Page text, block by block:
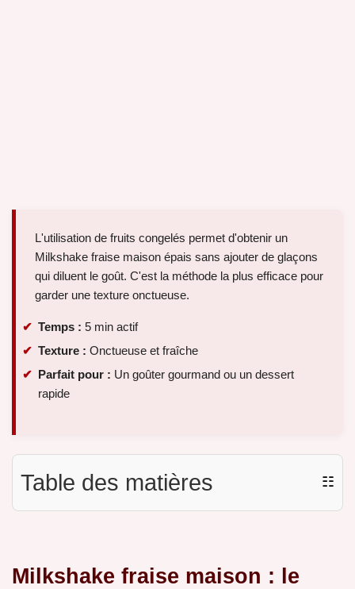
L'utilisation de fruits congelés permet d'obtenir un
Milkshake fraise maison épais sans ajouter de glaçons
qui diluent le goût. C'est la méthode la plus efficace pour
garder une texture onctueuse.
Temps : 5 min actif
Texture : Onctueuse et fraîche
Parfait pour : Un goûter gourmand ou un dessert
rapide
Table des matières ☷
Milkshake fraise maison : le